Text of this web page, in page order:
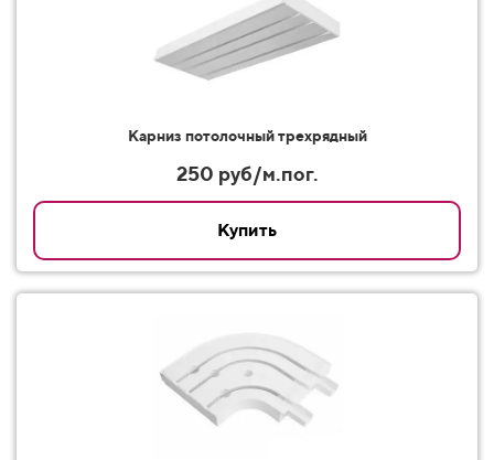
Карниз потолочный трехрядный
250 руб/м.пог.
Купить